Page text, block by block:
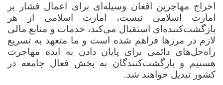
اخراج مهاجرین افغان وسیله‌ای برای اعمال فشار بر
امارت اسلامی نیست، امارت اسلامی از هر
بازگشت‌کننده‌ای استقبال می‌کند، خدمات و منابع مالی
لازم در مرزها فراهم شده است و ما متعهد به تسریع
راه‌حل‌های دائمی برای پایان دادن به ایده مهاجرت
هستیم و بازگشت‌کنندگان به بخش فعال جامعه در
کشور تبدیل خواهند شد.